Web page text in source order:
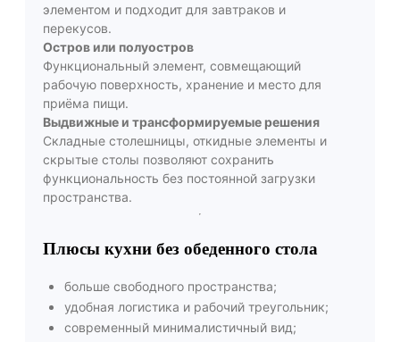
элементом и подходит для завтраков и
перекусов.
Остров или полуостров
Функциональный элемент, совмещающий
рабочую поверхность, хранение и место для
приёма пищи.
Выдвижные и трансформируемые решения
Складные столешницы, откидные элементы и
скрытые столы позволяют сохранить
функциональность без постоянной загрузки
пространства.
Плюсы кухни без обеденного стола
больше свободного пространства;
удобная логистика и рабочий треугольник;
современный минималистичный вид;